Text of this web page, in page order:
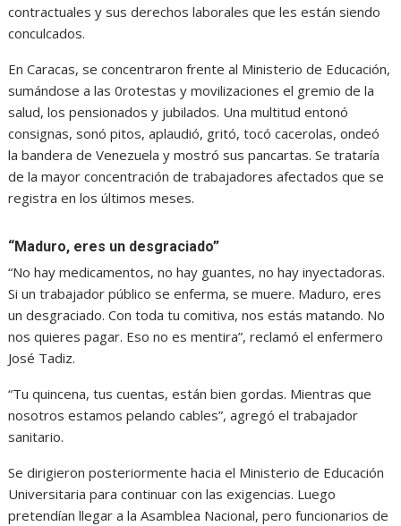
contractuales y sus derechos laborales que les están siendo
conculcados.
En Caracas, se concentraron frente al Ministerio de Educación,
sumándose a las 0rotestas y movilizaciones el gremio de la
salud, los pensionados y jubilados. Una multitud entonó
consignas, sonó pitos, aplaudió, gritó, tocó cacerolas, ondeó
la bandera de Venezuela y mostró sus pancartas. Se trataría
de la mayor concentración de trabajadores afectados que se
registra en los últimos meses.
“Maduro, eres un desgraciado”
“No hay medicamentos, no hay guantes, no hay inyectadoras.
Si un trabajador público se enferma, se muere. Maduro, eres
un desgraciado. Con toda tu comitiva, nos estás matando. No
nos quieres pagar. Eso no es mentira”, reclamó el enfermero
José Tadiz.
“Tu quincena, tus cuentas, están bien gordas. Mientras que
nosotros estamos pelando cables”, agregó el trabajador
sanitario.
Se dirigieron posteriormente hacia el Ministerio de Educación
Universitaria para continuar con las exigencias. Luego
pretendían llegar a la Asamblea Nacional, pero funcionarios de